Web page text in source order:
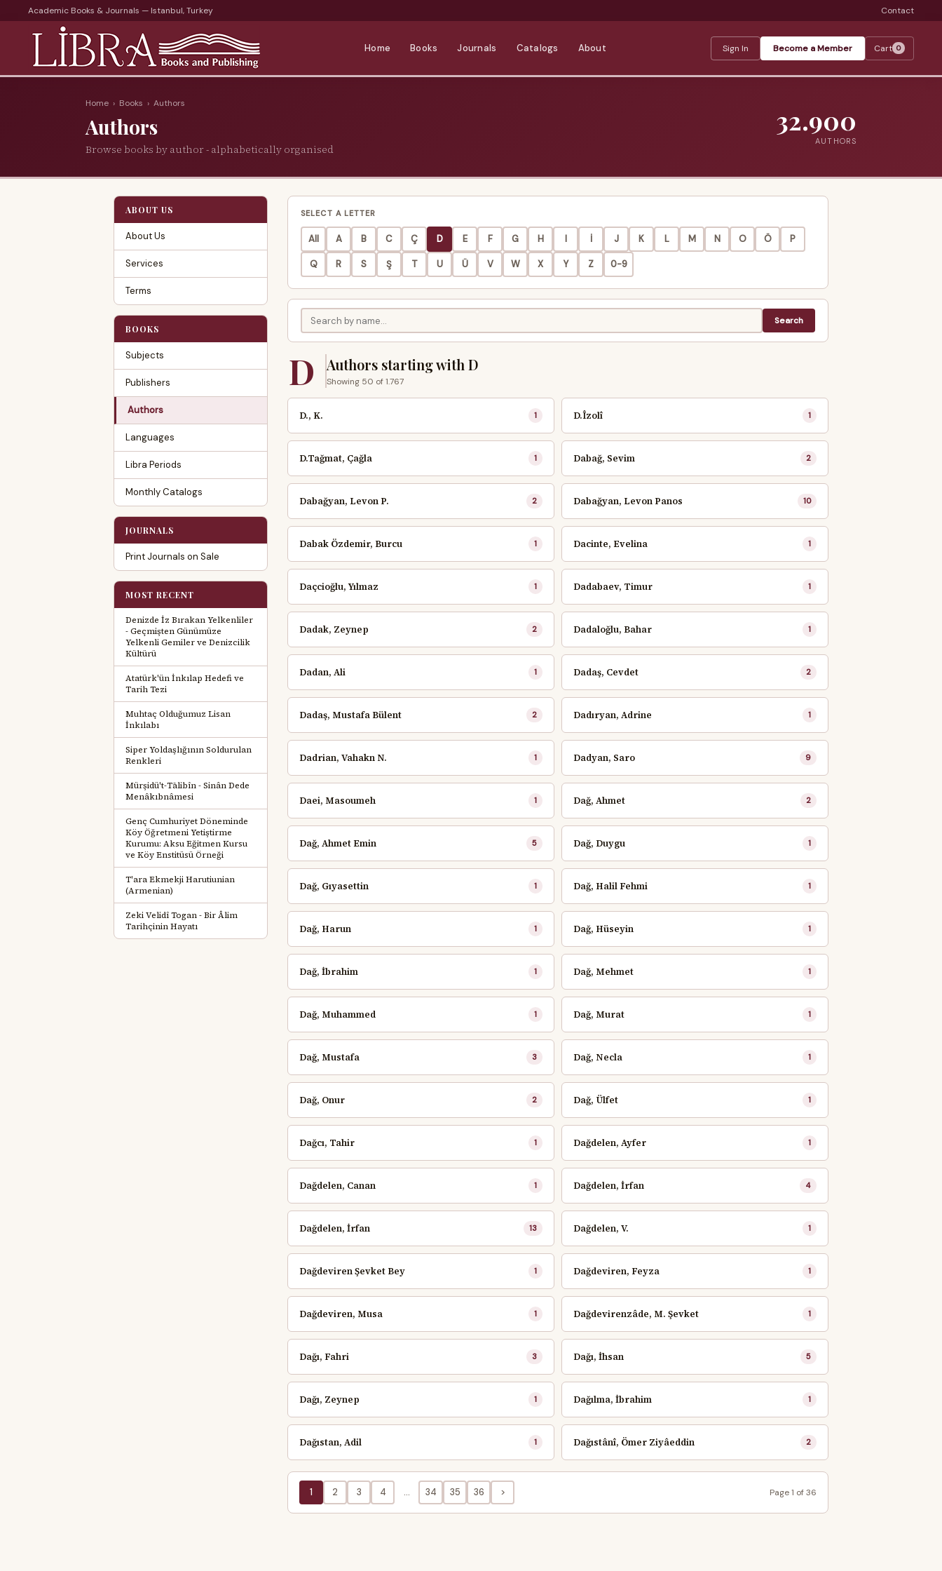
Academic Books & Journals — Istanbul, Turkey Contact
Home Books Journals Catalogs About Sign In Become a Member Cart 0
Home › Books › Authors
Authors
Browse books by author - alphabetically organised
32.900
AUTHORS
ABOUT US
About Us
Services
Terms
BOOKS
Subjects
Publishers
Authors
Languages
Libra Periods
Monthly Catalogs
JOURNALS
Print Journals on Sale
MOST RECENT
Denizde İz Bırakan Yelkenliler
- Geçmişten Günümüze
Yelkenli Gemiler ve Denizcilik
Kültürü
Atatürk'ün İnkılap Hedefi ve
Tarih Tezi
Muhtaç Olduğumuz Lisan
İnkılabı
Siper Yoldaşlığının Soldurulan
Renkleri
Mürşidü't-Tālibîn - Sinân Dede
Menâkıbnâmesi
Genç Cumhuriyet Döneminde
Köy Öğretmeni Yetiştirme
Kurumu: Aksu Eğitmen Kursu
ve Köy Enstitüsü Örneği
T'ara Ekmekji Harutiunian
(Armenian)
Zeki Velidî Togan - Bir Âlim
Tarihçinin Hayatı
SELECT A LETTER
All A B C Ç D E F G H I İ J K L M N O Ö P
Q R S Ş T U Ü V W X Y Z 0-9
D Authors starting with D
Showing 50 of 1.767
D., K. 1 D.Îzolî 1
D.Tağmat, Çağla 1 Dabağ, Sevim 2
Dabağyan, Levon P. 2 Dabağyan, Levon Panos 10
Dabak Özdemir, Burcu 1 Dacinte, Evelina 1
Daçcioğlu, Yılmaz 1 Dadabaev, Timur 1
Dadak, Zeynep 2 Dadaloğlu, Bahar 1
Dadan, Ali 1 Dadaş, Cevdet 2
Dadaş, Mustafa Bülent 2 Dadıryan, Adrine 1
Dadrian, Vahakn N. 1 Dadyan, Saro 9
Daei, Masoumeh 1 Dağ, Ahmet 2
Dağ, Ahmet Emin 5 Dağ, Duygu 1
Dağ, Gıyasettin 1 Dağ, Halil Fehmi 1
Dağ, Harun 1 Dağ, Hüseyin 1
Dağ, İbrahim 1 Dağ, Mehmet 1
Dağ, Muhammed 1 Dağ, Murat 1
Dağ, Mustafa 3 Dağ, Necla 1
Dağ, Onur 2 Dağ, Ülfet 1
Dağcı, Tahir 1 Dağdelen, Ayfer 1
Dağdelen, Canan 1 Dağdelen, İrfan 4
Dağdelen, İrfan 13 Dağdelen, V. 1
Dağdeviren Şevket Bey 1 Dağdeviren, Feyza 1
Dağdeviren, Musa 1 Dağdevirenzâde, M. Şevket 1
Dağı, Fahri 3 Dağı, İhsan 5
Dağı, Zeynep 1 Dağılma, İbrahim 1
Dağıstan, Adil 1 Dağıstânî, Ömer Ziyâeddin 2
1 2 3 4 ... 34 35 36 > Page 1 of 36